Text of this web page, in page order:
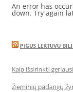
An error has
down. Try again
PIGUS LEKTUVU
Kaip išsirinkti
Žieminių padangų